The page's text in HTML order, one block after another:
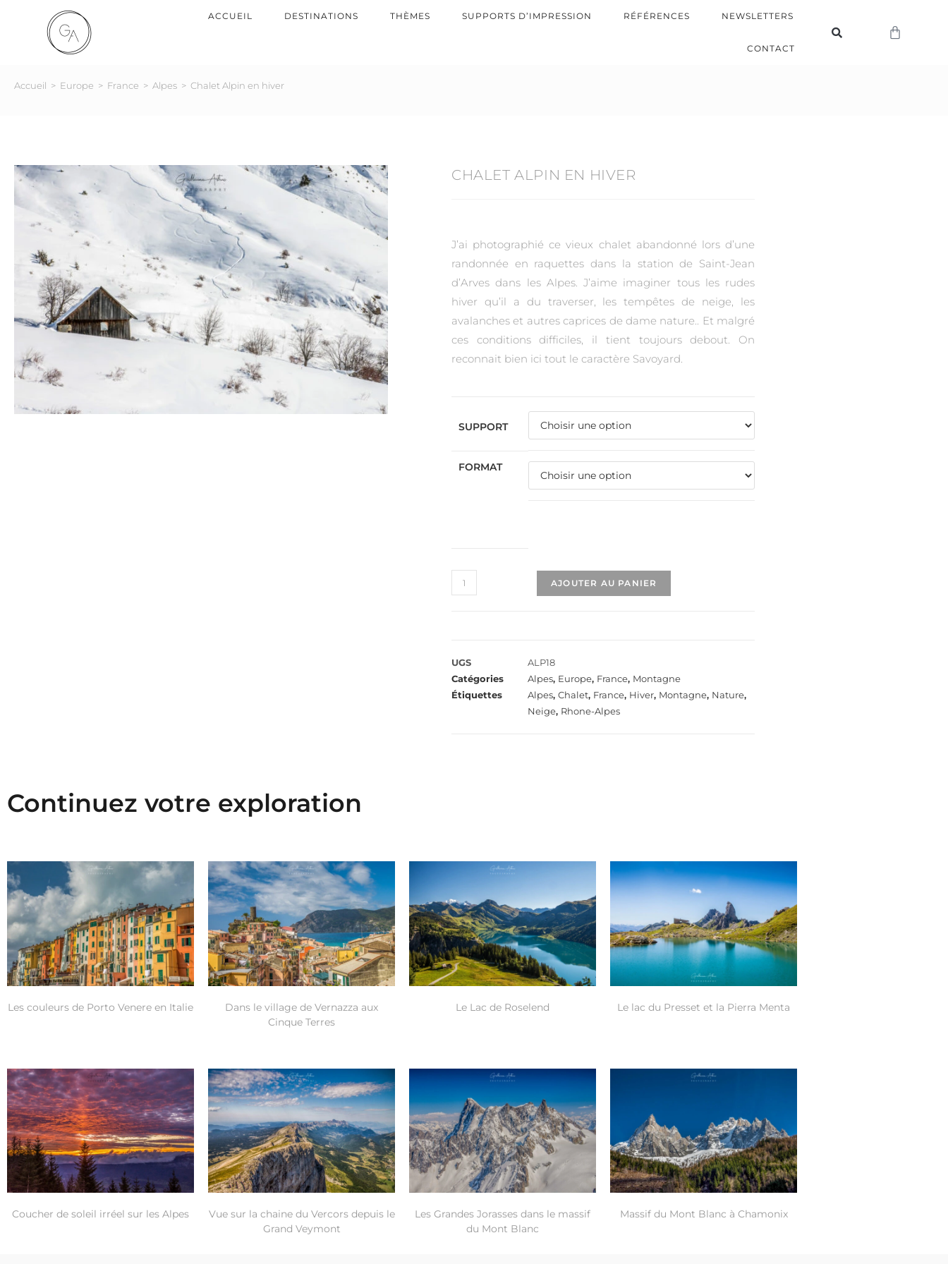
ACCUEIL DESTINATIONS THÈMES SUPPORTS D’IMPRESSION RÉFÉRENCES NEWSLETTERS
CONTACT
Accueil > Europe > France > Alpes > Chalet Alpin en hiver
CHALET ALPIN EN HIVER
J’ai photographié ce vieux chalet abandonné lors d’une
randonnée en raquettes dans la station de Saint-Jean
d’Arves dans les Alpes. J’aime imaginer tous les rudes
hiver qu’il a du traverser, les tempêtes de neige, les
avalanches et autres caprices de dame nature.. Et malgré
ces conditions difficiles, il tient toujours debout. On
reconnait bien ici tout le caractère Savoyard.
SUPPORT
FORMAT
AJOUTER AU PANIER
UGS
ALP18
Catégories
Alpes, Europe, France, Montagne
Étiquettes
Alpes, Chalet, France, Hiver, Montagne, Nature,
Neige, Rhone-Alpes
Continuez votre exploration
Les couleurs de Porto Venere en Italie
Dans le village de Vernazza aux
Cinque Terres
Le Lac de Roselend Le lac du Presset et la Pierra Menta
Coucher de soleil irréel sur les Alpes
Vue sur la chaine du Vercors depuis le
Grand Veymont
Les Grandes Jorasses dans le massif
du Mont Blanc
Massif du Mont Blanc à Chamonix